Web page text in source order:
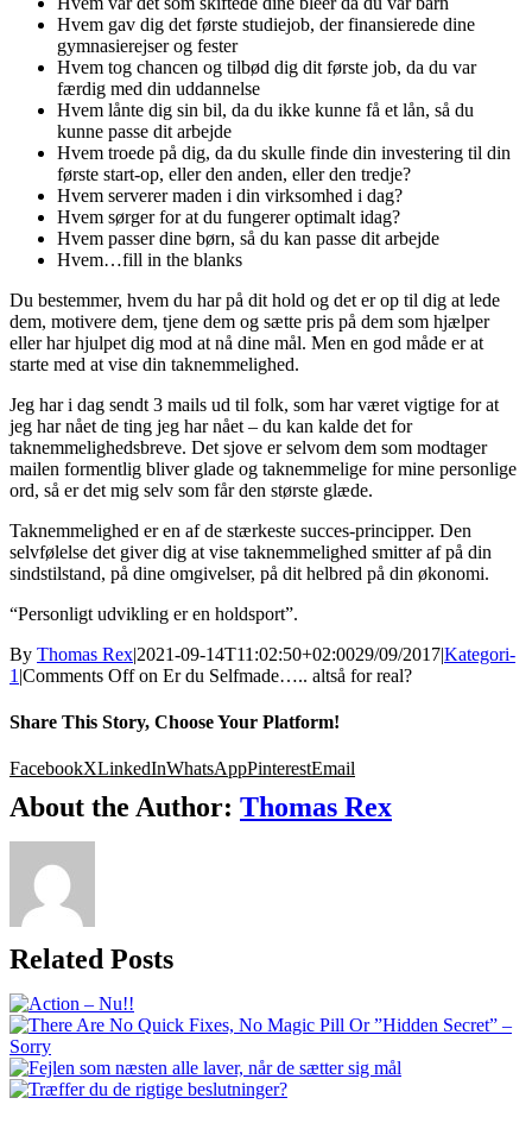
Hvem gav dig det første studiejob, der finansierede dine
gymnasierejser og fester
Hvem tog chancen og tilbød dig dit første job, da du var
færdig med din uddannelse
Hvem lånte dig sin bil, da du ikke kunne få et lån, så du
kunne passe dit arbejde
Hvem troede på dig, da du skulle finde din investering til din
første start-op, eller den anden, eller den tredje?
Hvem serverer maden i din virksomhed i dag?
Hvem sørger for at du fungerer optimalt idag?
Hvem passer dine børn, så du kan passe dit arbejde
Hvem…fill in the blanks
Du bestemmer, hvem du har på dit hold og det er op til dig at lede
dem, motivere dem, tjene dem og sætte pris på dem som hjælper
eller har hjulpet dig mod at nå dine mål. Men en god måde er at
starte med at vise din taknemmelighed.
Jeg har i dag sendt 3 mails ud til folk, som har været vigtige for at
jeg har nået de ting jeg har nået – du kan kalde det for
taknemmelighedsbreve. Det sjove er selvom dem som modtager
mailen formentlig bliver glade og taknemmelige for mine personlige
ord, så er det mig selv som får den største glæde.
Taknemmelighed er en af de stærkeste succes-principper. Den
selvfølelse det giver dig at vise taknemmelighed smitter af på din
sindstilstand, på dine omgivelser, på dit helbred på din økonomi.
“Personligt udvikling er en holdsport”.
By Thomas Rex|2021-09-14T11:02:50+02:0029/09/2017|Kategori-
1 |Comments Offon Er du Selfmade….. altså for real?
Share This Story, Choose Your Platform!
FacebookXLinkedInWhatsAppPinterestEmail
About the Author: Thomas Rex
Related Posts